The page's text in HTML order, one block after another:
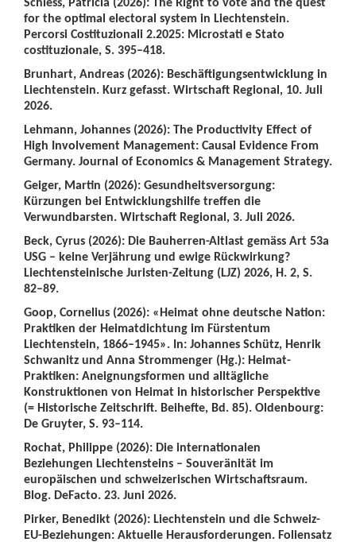
for the optimal electoral system in Liechtenstein.
Percorsi Costituzionali 2.2025: Microstati e Stato
costituzionale, S. 395–418.
Brunhart, Andreas (2026): Beschäftigungsentwicklung in
Liechtenstein. Kurz gefasst. Wirtschaft Regional, 10. Juli
2026.
Lehmann, Johannes (2026): The Productivity Effect of
High Involvement Management: Causal Evidence From
Germany. Journal of Economics & Management Strategy.
Geiger, Martin (2026): Gesundheitsversorgung:
Kürzungen bei Entwicklungshilfe treffen die
Verwundbarsten. Wirtschaft Regional, 3. Juli 2026.
Beck, Cyrus (2026): Die Bauherren-Altlast gemäss Art 53a
USG – keine Verjährung und ewige Rückwirkung?
Liechtensteinische Juristen-Zeitung (LJZ) 2026, H. 2, S.
82–89.
Goop, Cornelius (2026): «Heimat ohne deutsche Nation:
Praktiken der Heimatdichtung im Fürstentum
Liechtenstein, 1866–1945». In: Johannes Schütz, Henrik
Schwanitz und Anna Strommenger (Hg.): Heimat-
Praktiken: Aneignungsformen und alltägliche
Konstruktionen von Heimat in historischer Perspektive
(= Historische Zeitschrift. Beihefte, Bd. 85). Oldenbourg:
De Gruyter, S. 93–114.
Rochat, Philippe (2026): Die internationalen
Beziehungen Liechtensteins – Souveränität im
europäischen und schweizerischen Wirtschaftsraum.
Blog. DeFacto. 23. Juni 2026.
Pirker, Benedikt (2026): Liechtenstein und die Schweiz-
EU-Beziehungen: Aktuelle Herausforderungen. Foliensatz